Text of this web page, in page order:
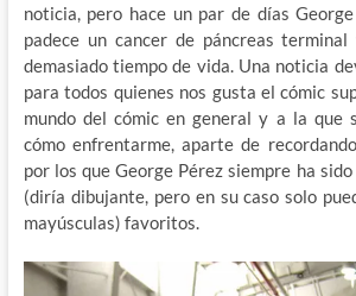
noticia, pero hace un par de días
padece un cancer de páncreas
demasiado tiempo de vida. Una noticia
para todos quienes nos gusta el cómic
mundo del cómic en general y a la que
cómo enfrentarme, aparte de
por los que George Pérez siempre ha
(diría dibujante, pero en su caso solo
mayúsculas) favoritos.